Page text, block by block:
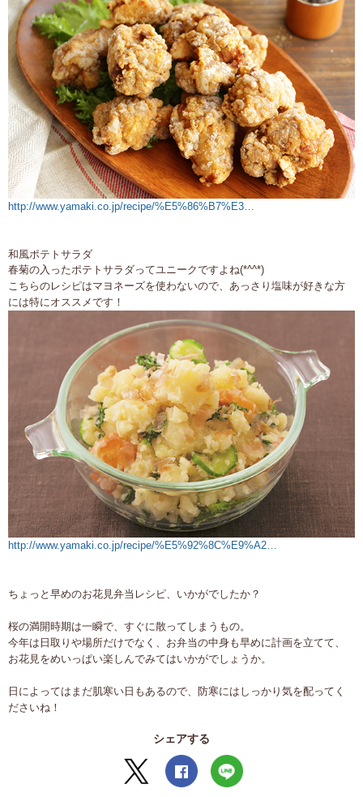
http://www.yamaki.co.jp/recipe/%E5%86%B7%E3…
和風ポテトサラダ
春菊の入ったポテトサラダってユニークですよね(*^^*)
こちらのレシピはマヨネーズを使わないので、あっさり塩味が好きな方
には特にオススメです！
http://www.yamaki.co.jp/recipe/%E5%92%8C%E9%A2…
ちょっと早めのお花見弁当レシピ、いかがでしたか？
桜の満開時期は一瞬で、すぐに散ってしまうもの。
今年は日取りや場所だけでなく、お弁当の中身も早めに計画を立てて、
お花見をめいっぱい楽しんでみてはいかがでしょうか。
日によってはまだ肌寒い日もあるので、防寒にはしっかり気を配ってく
ださいね！
シェアする